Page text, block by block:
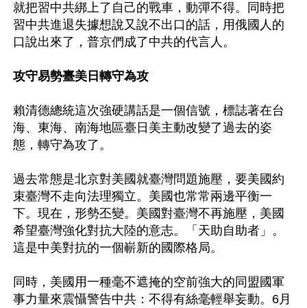
就把習中共綁上了自己的戰車，動彈不得。同時把
習中共進退失據想說又說不出口的話，用俄國人的
口說出來了，普京們成了中共的代言人。
攻守易勢臺美日轉守為攻
賴清德總統這次強硬講話是一個信號，標誌著在台
海、東海、南海地區臺日美主動改變了過去的姿
態，轉守為攻了。
過去常態是北京對美國就臺灣問題施壓，要美國約
束臺灣不走向法理獨立。美國也常常兩邊平衡一
下。現在，形勢丕變。美國對臺灣不再施壓，美國
希望臺灣強化對抗大陸的意志。「天助自助者」。
這是中美對抗的一個嶄新的國際格局。
同時，美國用一種毫不遮掩的空前強大的同盟國軍
事力量來震懾警告中共：不得有絲毫輕舉妄動。6月